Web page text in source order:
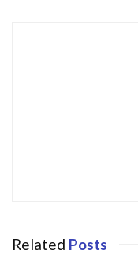
Related Posts